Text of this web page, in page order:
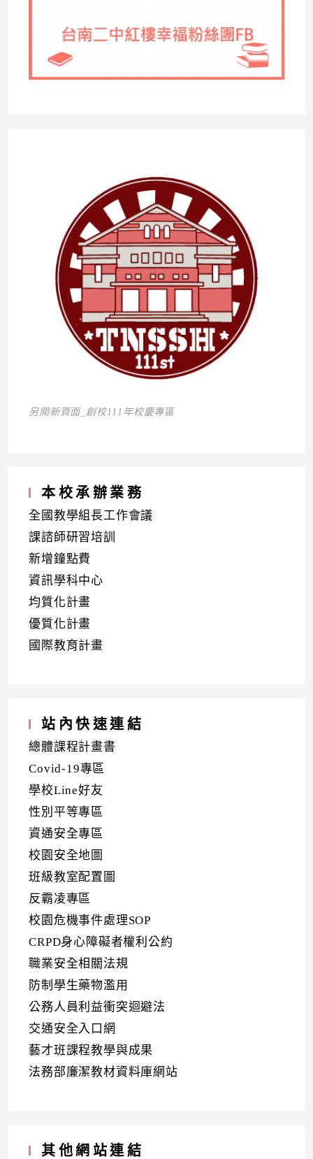
另開新頁面_創校111年校慶專區
本校承辦業務
全國教學組長工作會議
課諮師研習培訓
新增鐘點費
資訊學科中心
均質化計畫
優質化計畫
國際教育計畫
站內快速連結
總體課程計畫書
Covid-19專區
學校Line好友
性別平等專區
資通安全專區
校園安全地圖
班級教室配置圖
反霸凌專區
校園危機事件處理SOP
CRPD身心障礙者權利公約
職業安全相關法規
防制學生藥物濫用
公務人員利益衝突迴避法
交通安全入口網
藝才班課程教學與成果
法務部廉潔教材資料庫網站
其他網站連結